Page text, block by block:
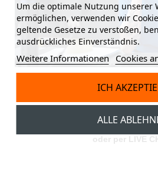
Marion ist gerne
ambushop@ambu-
oder per LIVE
Um die optimale Nutzung unserer
ermöglichen, verwenden wir
geltende Gesetze zu verstoßen,
ausdrückliches Einverständnis.
Weitere Informationen Cookies
ALLE
ICH